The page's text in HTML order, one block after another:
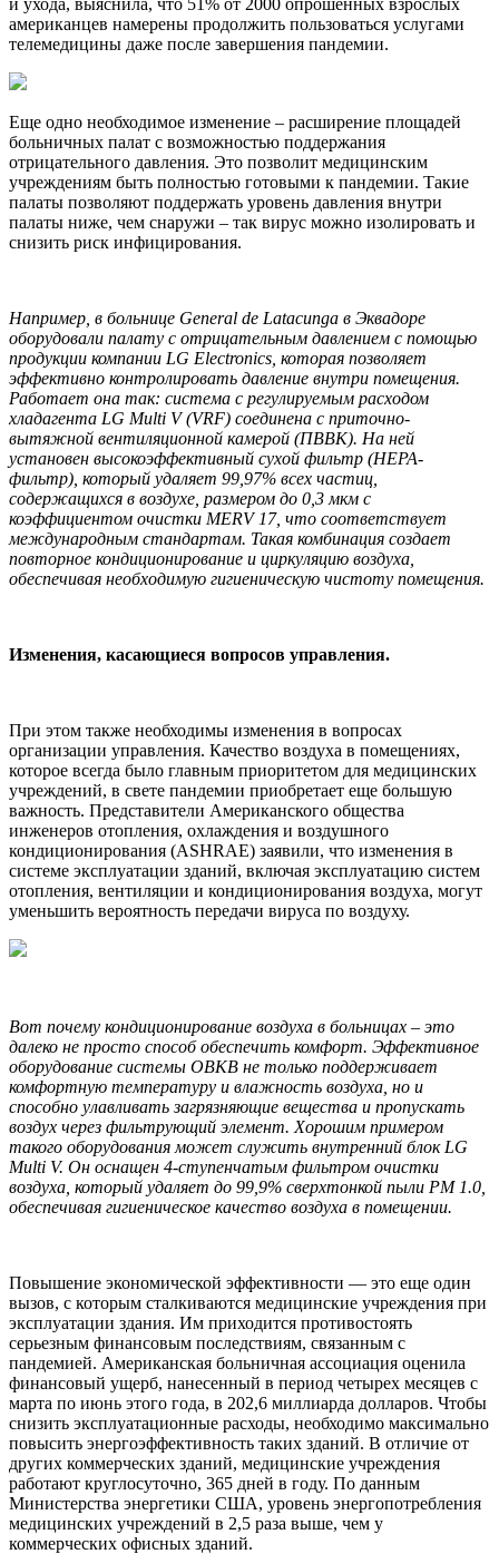
американцев намерены продолжить пользоваться услугами
телемедицины даже после завершения пандемии.
Еще одно необходимое изменение – расширение площадей
больничных палат с возможностью поддержания
отрицательного давления. Это позволит медицинским
учреждениям быть полностью готовыми к пандемии. Такие
палаты позволяют поддержать уровень давления внутри
палаты ниже, чем снаружи – так вирус можно изолировать и
снизить риск инфицирования.
Например, в больнице General de Latacunga в Эквадоре
оборудовали палату с отрицательным давлением с помощью
продукции компании LG Electronics, которая позволяет
эффективно контролировать давление внутри помещения.
Работает она так: система с регулируемым расходом
хладагента LG Multi V (VRF) соединена с приточно-
вытяжной вентиляционной камерой (ПВВК). На ней
установен высокоэффективный сухой фильтр (HEPA-
фильтр), который удаляет 99,97% всех частиц,
содержащихся в воздухе, размером до 0,3 мкм с
коэффициентом очистки MERV 17, что соответствует
международным стандартам. Такая комбинация создает
повторное кондиционирование и циркуляцию воздуха,
обеспечивая необходимую гигиеническую чистоту помещения.
Изменения, касающиеся вопросов управления.
При этом также необходимы изменения в вопросах
организации управления. Качество воздуха в помещениях,
которое всегда было главным приоритетом для медицинских
учреждений, в свете пандемии приобретает еще большую
важность. Представители Американского общества
инженеров отопления, охлаждения и воздушного
кондиционирования (ASHRAE) заявили, что изменения в
системе эксплуатации зданий, включая эксплуатацию систем
отопления, вентиляции и кондиционирования воздуха, могут
уменьшить вероятность передачи вируса по воздуху.
Вот почему кондиционирование воздуха в больницах – это
далеко не просто способ обеспечить комфорт. Эффективное
оборудование системы ОВКВ не только поддерживает
комфортную температуру и влажность воздуха, но и
способно улавливать загрязняющие вещества и пропускать
воздух через фильтрующий элемент. Хорошим примером
такого оборудования может служить внутренний блок LG
Multi V. Он оснащен 4-ступенчатым фильтром очистки
воздуха, который удаляет до 99,9% сверхтонкой пыли PM 1.0,
обеспечивая гигиеническое качество воздуха в помещении.
Повышение экономической эффективности — это еще один
вызов, с которым сталкиваются медицинские учреждения при
эксплуатации здания. Им приходится противостоять
серьезным финансовым последствиям, связанным с
пандемией. Американская больничная ассоциация оценила
финансовый ущерб, нанесенный в период четырех месяцев с
марта по июнь этого года, в 202,6 миллиарда долларов. Чтобы
снизить эксплуатационные расходы, необходимо максимально
повысить энергоэффективность таких зданий. В отличие от
других коммерческих зданий, медицинские учреждения
работают круглосуточно, 365 дней в году. По данным
Министерства энергетики США, уровень энергопотребления
медицинских учреждений в 2,5 раза выше, чем у
коммерческих офисных зданий.